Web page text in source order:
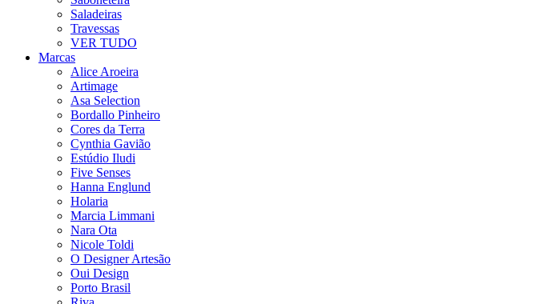
Saladeiras
Travessas
VER TUDO
Marcas
Alice Aroeira
Artimage
Asa Selection
Bordallo Pinheiro
Cores da Terra
Cynthia Gavião
Estúdio Iludi
Five Senses
Hanna Englund
Holaria
Marcia Limmani
Nara Ota
Nicole Toldi
O Designer Artesão
Oui Design
Porto Brasil